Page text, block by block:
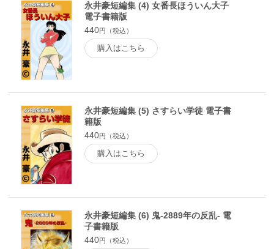
永井豪短編集 (4) 女番長ほういん大子
電子書籍版
440円（税込）
購入はこちら
永井豪短編集 (5) さすらい学徒 電子書
籍版
440円（税込）
購入はこちら
永井豪短編集 (6) 鬼-2889年の反乱- 電
子書籍版
440円（税込）